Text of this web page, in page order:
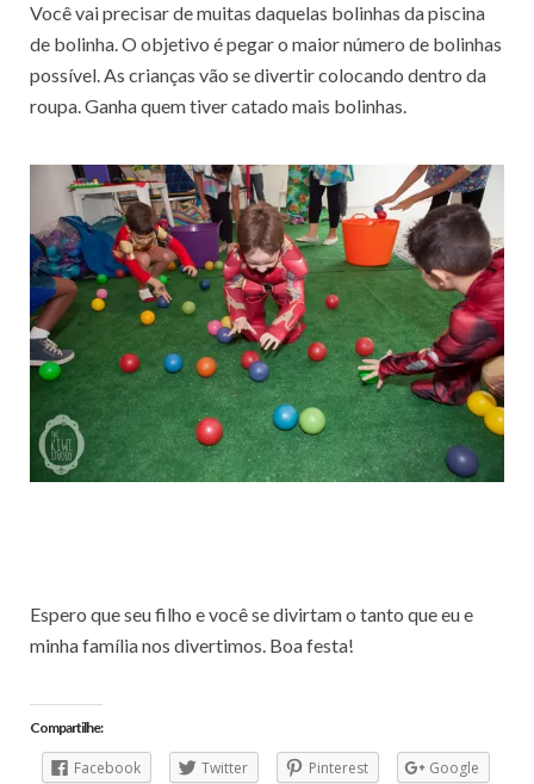
Você vai precisar de muitas daquelas bolinhas da piscina
de bolinha. O objetivo é pegar o maior número de bolinhas
possível. As crianças vão se divertir colocando dentro da
roupa. Ganha quem tiver catado mais bolinhas.
Espero que seu filho e você se divirtam o tanto que eu e
minha família nos divertimos. Boa festa!
Compartilhe:
Facebook Twitter Pinterest
Google